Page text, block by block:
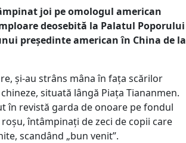
joi pe omologul american
deosebită la Palatul Poporului
președinte american în China de la
și-au strâns mâna în fața scărilor
situată lângă Piața Tiananmen.
în revistă garda de onoare pe fondul
întâmpinați de zeci de copii care
scandând „bun venit”.